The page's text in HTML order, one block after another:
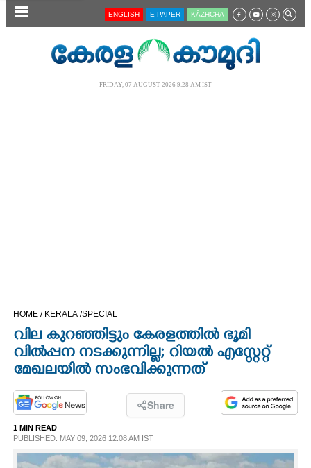
SECTIONS
OPINION
PHOTOS
LIFESTYLE
ENGLISH E-PAPER KĀZHCHA
FRIDAY, 07 AUGUST 2026 9.28 AM IST
HOME / KERALA /SPECIAL
വില കുറഞ്ഞിട്ടും കേരളത്തില്‍ ഭൂമി
വില്‍പ്പന നടക്കുന്നില്ല; റിയല്‍ എസ്റ്റേറ്റ്
മേഖലയില്‍ സംഭവിക്കുന്നത്
Share
1 MIN READ
PUBLISHED: MAY 09, 2026 12:08 AM IST